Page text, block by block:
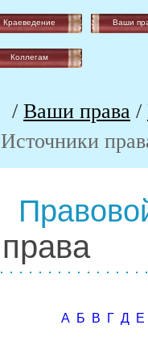
Краеведение Ваши
Коллегам
/ Ваши права /
Источники
права
А Б В Г Д Е